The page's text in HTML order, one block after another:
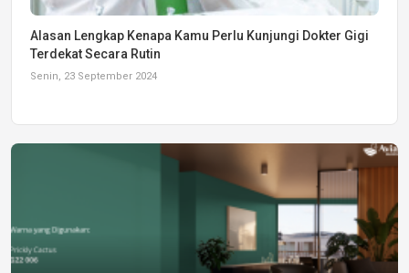
Alasan Lengkap Kenapa Kamu Perlu Kunjungi Dokter Gigi
Terdekat Secara Rutin
Senin, 23 September 2024